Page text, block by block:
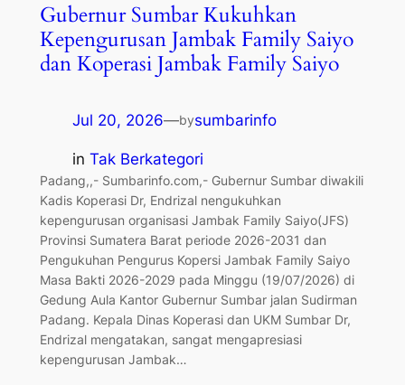
Gubernur Sumbar Kukuhkan
Kepengurusan Jambak Family Saiyo
dan Koperasi Jambak Family Saiyo
Jul 20, 2026—bysumbarinfo
in Tak Berkategori
Padang,,- Sumbarinfo.com,- Gubernur Sumbar diwakili
Kadis Koperasi Dr, Endrizal nengukuhkan
kepengurusan organisasi Jambak Family Saiyo(JFS)
Provinsi Sumatera Barat periode 2026-2031 dan
Pengukuhan Pengurus Kopersi Jambak Family Saiyo
Masa Bakti 2026-2029 pada Minggu (19/07/2026) di
Gedung Aula Kantor Gubernur Sumbar jalan Sudirman
Padang. Kepala Dinas Koperasi dan UKM Sumbar Dr,
Endrizal mengatakan, sangat mengapresiasi
kepengurusan Jambak…